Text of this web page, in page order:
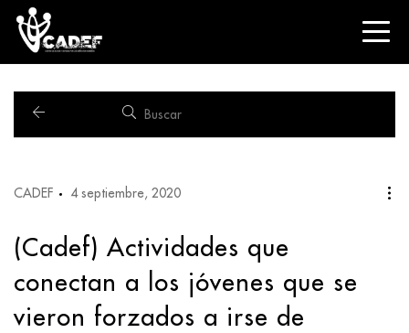
CADEF 4 septiembre, 2020
(Cadef) Actividades que
conectan a los jóvenes que se
vieron forzados a irse de